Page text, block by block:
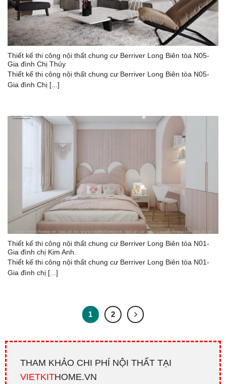
Thiết kế thi công nội thất chung cư Berriver Long Biên tòa N05-
Gia đình Chị Thủy
Thiết kế thi công nội thất chung cư Berriver Long Biên tòa N05-
Gia đình Chị [...]
Thiết kế thi công nội thất chung cư Berriver Long Biên tòa N01-
Gia đình chị Kim Anh.
Thiết kế thi công nội thất chung cư Berriver Long Biên tòa N01-
Gia đình chị [...]
1 2
THAM KHẢO CHI PHÍ NỘI THẤT TẠI
VIETKITHOME.VN